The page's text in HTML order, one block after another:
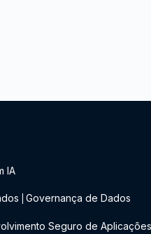
IA
Governança de Dados
Seguro de Aplicações